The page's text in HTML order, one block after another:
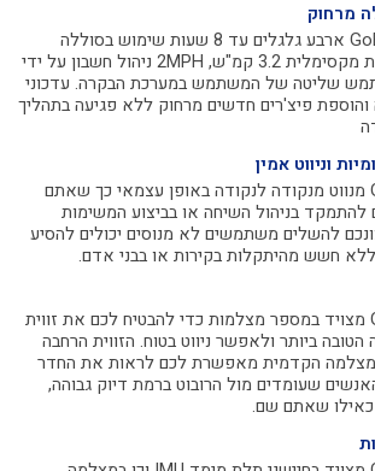
מרחוק
ל- GoBe ארבע גלגלים עד 8 שעות שימוש בסוללה
מהירות מקסימלית 3.2 קמ"ש, 2MPH ניהול חשבון על ידי
שליטה של המשתמש במערכת הבקרה. עדכוני
והוספת פיצ'רים חדשים מרחוק ללא פגיעה בתהליך
וניווט אמין
GoBe מנווט מנקודה לנקודה באופן עצמאי כך שאתם
להתמקד בניהול השיחה או בביצוע המשימות
להשלים משתמשים לא מנוסים יכולים להסיע
חשש מהיתקלות בקירות או בבני אדם.
GoBe מצויד במספר מצלמות כדי להבטיח לכם את זווית
הטובה ביותר ולאפשר ניווט בטוח. הזווית הרחבה
הקדמית מאפשרת לכם לראות את החדר
שעומדים מול הרובוט ברמת דיוק גבוהה,
שאתם שם.